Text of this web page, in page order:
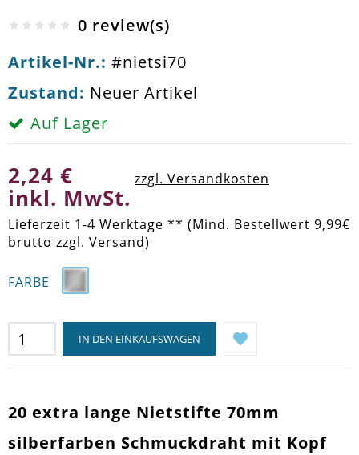
0 review(s)
Artikel-Nr.: #nietsi70
Zustand: Neuer Artikel
Auf Lager
2,24 €
inkl. MwSt.
zzgl. Versandkosten
Lieferzeit 1-4 Werktage ** (Mind. Bestellwert 9,99€
brutto zzgl. Versand)
FARBE
IN DEN EINKAUFSWAGEN
20 extra lange Nietstifte 70mm
silberfarben Schmuckdraht mit Kopf